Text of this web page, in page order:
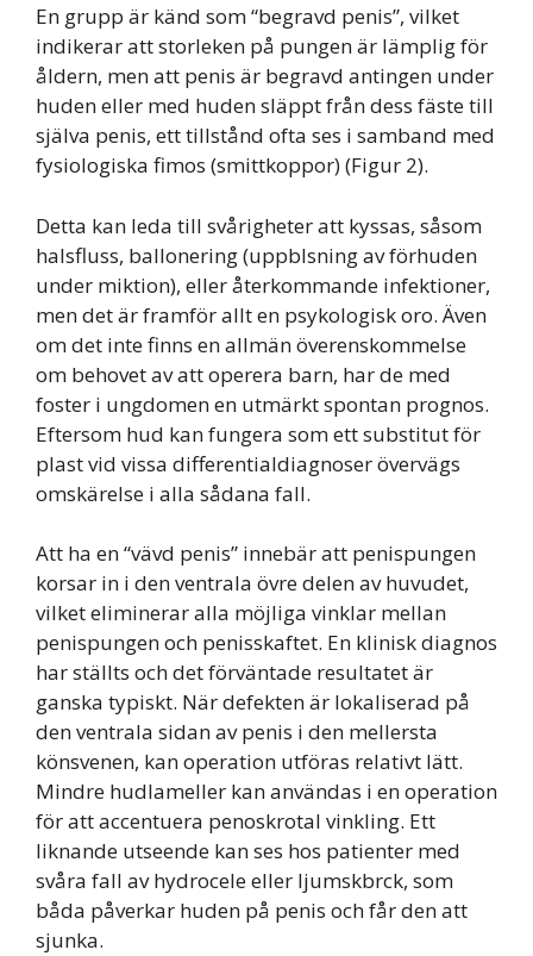
En grupp är känd som “begravd penis”, vilket
indikerar att storleken på pungen är lämplig för
åldern, men att penis är begravd antingen under
huden eller med huden släppt från dess fäste till
själva penis, ett tillstånd ofta ses i samband med
fysiologiska fimos (smittkoppor) (Figur 2).
Detta kan leda till svårigheter att kyssas, såsom
halsfluss, ballonering (uppblsning av förhuden
under miktion), eller återkommande infektioner,
men det är framför allt en psykologisk oro. Även
om det inte finns en allmän överenskommelse
om behovet av att operera barn, har de med
foster i ungdomen en utmärkt spontan prognos.
Eftersom hud kan fungera som ett substitut för
plast vid vissa differentialdiagnoser övervägs
omskärelse i alla sådana fall.
Att ha en “vävd penis” innebär att penispungen
korsar in i den ventrala övre delen av huvudet,
vilket eliminerar alla möjliga vinklar mellan
penispungen och penisskaftet. En klinisk diagnos
har ställts och det förväntade resultatet är
ganska typiskt. När defekten är lokaliserad på
den ventrala sidan av penis i den mellersta
könsvenen, kan operation utföras relativt lätt.
Mindre hudlameller kan användas i en operation
för att accentuera penoskrotal vinkling. Ett
liknande utseende kan ses hos patienter med
svåra fall av hydrocele eller ljumskbrck, som
båda påverkar huden på penis och får den att
sjunka.